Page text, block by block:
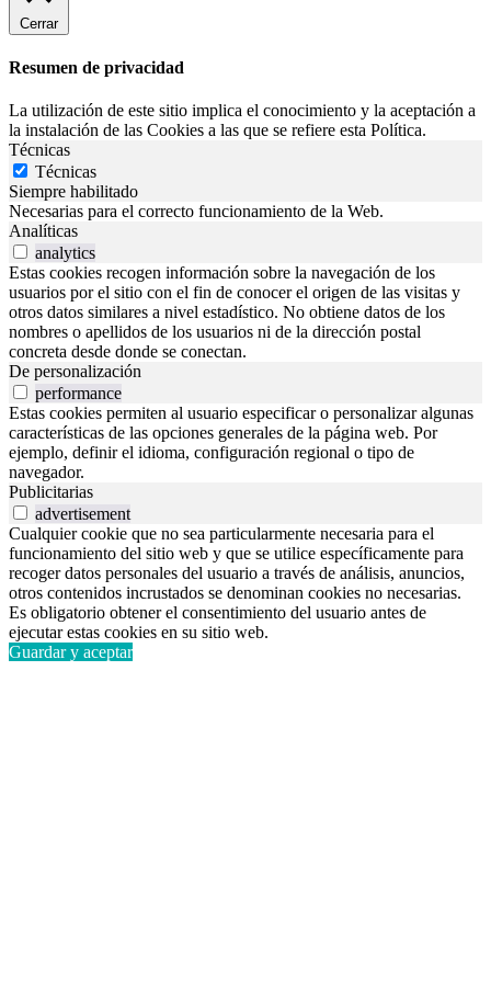
Cerrar
Resumen de privacidad
La utilización de este sitio implica el conocimiento y la aceptación a
la instalación de las Cookies a las que se refiere esta Política.
Técnicas
Técnicas
Siempre habilitado
Necesarias para el correcto funcionamiento de la Web.
Analíticas
analytics
Estas cookies recogen información sobre la navegación de los
usuarios por el sitio con el fin de conocer el origen de las visitas y
otros datos similares a nivel estadístico. No obtiene datos de los
nombres o apellidos de los usuarios ni de la dirección postal
concreta desde donde se conectan.
De personalización
performance
Estas cookies permiten al usuario especificar o personalizar algunas
características de las opciones generales de la página web. Por
ejemplo, definir el idioma, configuración regional o tipo de
navegador.
Publicitarias
advertisement
Cualquier cookie que no sea particularmente necesaria para el
funcionamiento del sitio web y que se utilice específicamente para
recoger datos personales del usuario a través de análisis, anuncios,
otros contenidos incrustados se denominan cookies no necesarias.
Es obligatorio obtener el consentimiento del usuario antes de
ejecutar estas cookies en su sitio web.
Guardar y aceptar